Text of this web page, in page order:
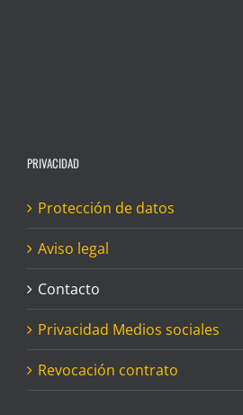
PRIVACIDAD
Protección de datos
Aviso legal
Contacto
Privacidad Medios sociales
Revocación contrato